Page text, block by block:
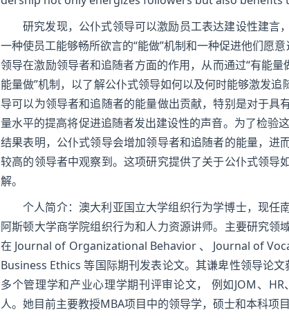
研究发现，公仆式领导可以激励员工表达建设性建言
一种使员工能够畅所欲言的“能做”机制和一种促进他们愿
领导在激励领导者和追随者方面的作用，从而通过“有能
能量做”机制，以了解公仆式领导如何以及何时能够激发
导可以为领导者和追随者的能量做出贡献，特别是对于
量水平的提高将促进追随者发出建设性的声音。为了检验
结果表明，公仆式领导会增加领导者和追随者的能量，
较高的领导者中观察到。这项研究提供了关于公仆式领
解。
个人简介：澳大利亚国立大学组织行为学博士，现任
阿斯顿大学商学院组织行为和人力资源讲师。主要研究领
在 Journal of Organizational Behavior 、 Journal of
Business Ethics 等国际期刊发表论文。其谦卑性领导论
多个管理学和产业心理学期刊评审论文， 例如JOM、
人。她目前主要教授MBA项目中的领导学，硕士和本科项